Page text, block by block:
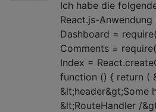
Ich habe die
React.js-
Dashboard =
Comments =
Index =
function () { return (
&lt;header&gt;Some
&lt;RouteHandler /